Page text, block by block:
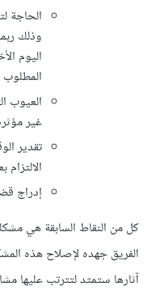
الحاجة
وذلك
اليوم
العيوب
غير
تقدير
إدراج
كل من النقاط السابقة هي
الفريق جهده لإصلاح هذه
آثارها ستمتد لتترتب عليها